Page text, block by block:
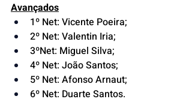
Avançados
1º Net: Vicente Poeira;
2º Net: Valentin Iria;
3ºNet: Miguel Silva;
4º Net: João Santos;
5º Net: Afonso Arnaut;
6º Net: Duarte Santos.